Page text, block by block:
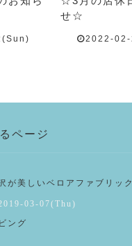
せ☆
2022-
ページ
が美しいベロアファブリッ
03-07(Thu)
ング